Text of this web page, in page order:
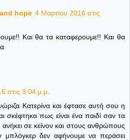
hope 4 Μαρτίου 2016 στις
Και θα τα καταφερουμε!! Και θα
στις 3:04 μ.μ.
Κατερίνα και έφτασε αυτή σου η
σκέφτηκα πως είναι ένα παιδί σαν τα
σε κείνον και στους ανθρώπους
μπλόγκερ δεν αφήνουμε να περάσει